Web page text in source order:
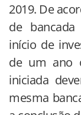
2019. De
de
início de
de um ano
iniciada
mesma